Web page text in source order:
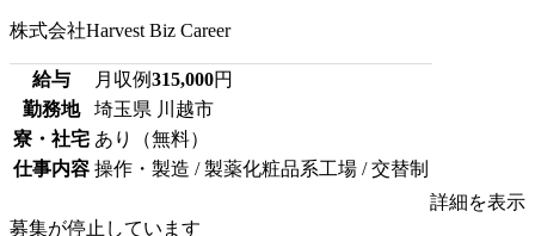
株式会社Harvest Biz Career
給与 月収例315,000円
勤務地
埼玉県 川越市
寮・社宅 あり（無料）
仕事内容 操作・製造 / 製薬化粧品系工場 / 交替制
詳細を表示
募集が停止しています